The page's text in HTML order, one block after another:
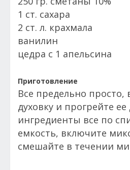
1 ст. сахара
2 ст. л. крахмала
ванилин
цедра с 1 апельсина
Приготовление
Все предельно просто,
духовку и прогрейте ее
ингредиенты все по
емкость, включите
смешайте в течении